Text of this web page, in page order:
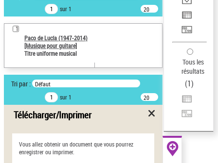
Type de notice d'autorité
Œuvre
Titre uniforme musical
Statut de la notice d’autorité
Sauvegarder votre
recherche
AFFINER
Œuvre(1)
Titre uniforme musical
sur 1
20
résultats/page
1
Paco de Lucía (1947-2014)
[Musique pour guitare]
Titre uniforme musical
Tri par : Défaut
sur 1
20
résultats/page
Télécharger/Imprimer
Vous allez obtenir un document que vous pourrez
enregistrer ou imprimer.
Tous les
résultats
(1)